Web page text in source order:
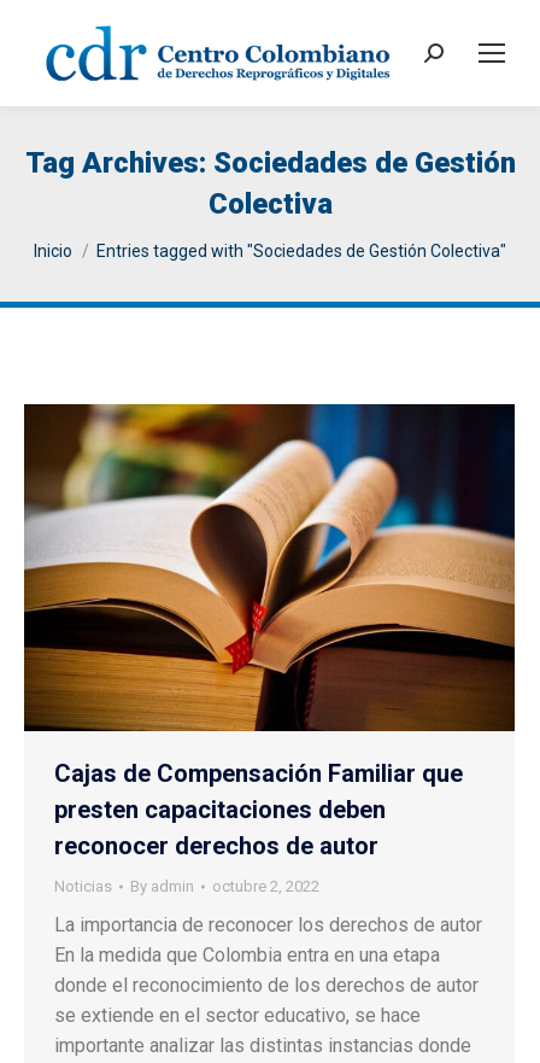
Search:
Tag Archives: Sociedades de Gestión
Colectiva
You are here:
Inicio Entries tagged with "Sociedades de Gestión Colectiva"
Cajas de Compensación Familiar que
presten capacitaciones deben
reconocer derechos de autor
Noticias By admin octubre 2, 2022
La importancia de reconocer los derechos de autor
En la medida que Colombia entra en una etapa
donde el reconocimiento de los derechos de autor
se extiende en el sector educativo, se hace
importante analizar las distintas instancias donde